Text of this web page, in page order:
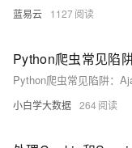
蓝易云 1127
Python爬虫常见陷阱：
小白学大数据 264